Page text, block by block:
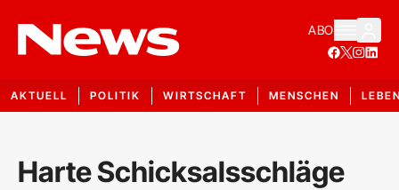
ABO
AKTUELL POLITIK WIRTSCHAFT MENSCHEN
Harte Schicksalsschläge